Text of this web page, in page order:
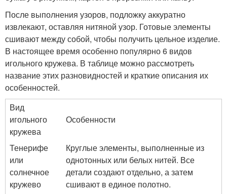
После выполнения узоров, подложку аккуратно
извлекают, оставляя нитяной узор. Готовые элементы
сшивают между собой, чтобы получить цельное изделие.
В настоящее время особенно популярно 6 видов
игольного кружева. В таблице можно рассмотреть
название этих разновидностей и краткие описания их
особенностей.
Вид
игольного
кружева
Особенности
Тенерифе
или
солнечное
кружево
Круглые элементы, выполненные из
однотонных или белых нитей. Все
детали создают отдельно, а затем
сшивают в единое полотно.